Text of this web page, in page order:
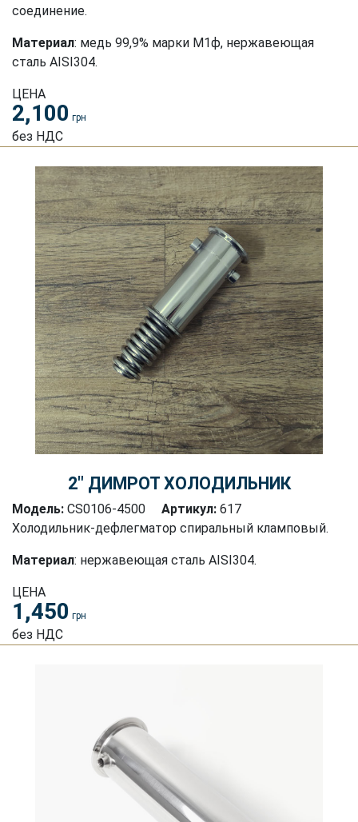
соединение.
Материал: медь 99,9% марки М1ф, нержавеющая
сталь AISI304.
ЦЕНА
2,100 грн
без НДС
2″ ДИМРОТ ХОЛОДИЛЬНИК
Модель: CS0106-4500 Артикул: 617
Холодильник-дефлегматор спиральный кламповый.
Материал: нержавеющая сталь AISI304.
ЦЕНА
1,450 грн
без НДС